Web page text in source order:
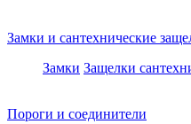
Замки и сантехнические
Замки Защелки
Пороги и соединители